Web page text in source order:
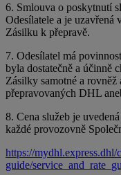
6. Smlouva o poskytnutí
Odesílatele a je uzavřená
Zásilku k přepravě.
7. Odesílatel má
byla dostatečně a účinně
Zásilky samotné a
přepravovaných DHL
8. Cena služeb je
každé provozovně
https://mydhl.express.dhl/
guide/